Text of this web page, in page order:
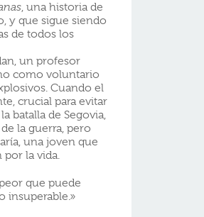
, una historia de
y que sigue siendo
de todos los
un profesor
como voluntario
Cuando el
crucial para evitar
batalla de Segovia,
la guerra, pero
una joven que
por la vida.
que puede
insuperable.»